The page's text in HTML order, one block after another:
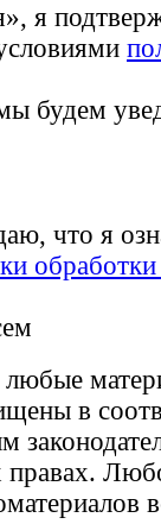
я
будем
что я
в